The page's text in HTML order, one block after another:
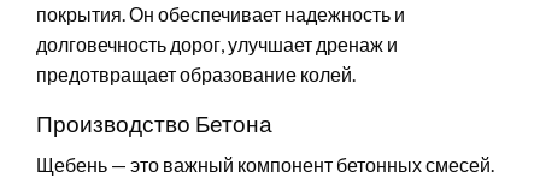
покрытия. Он обеспечивает надежность и
долговечность дорог, улучшает дренаж и
предотвращает образование колей.
Производство Бетона
Щебень — это важный компонент бетонных смесей.